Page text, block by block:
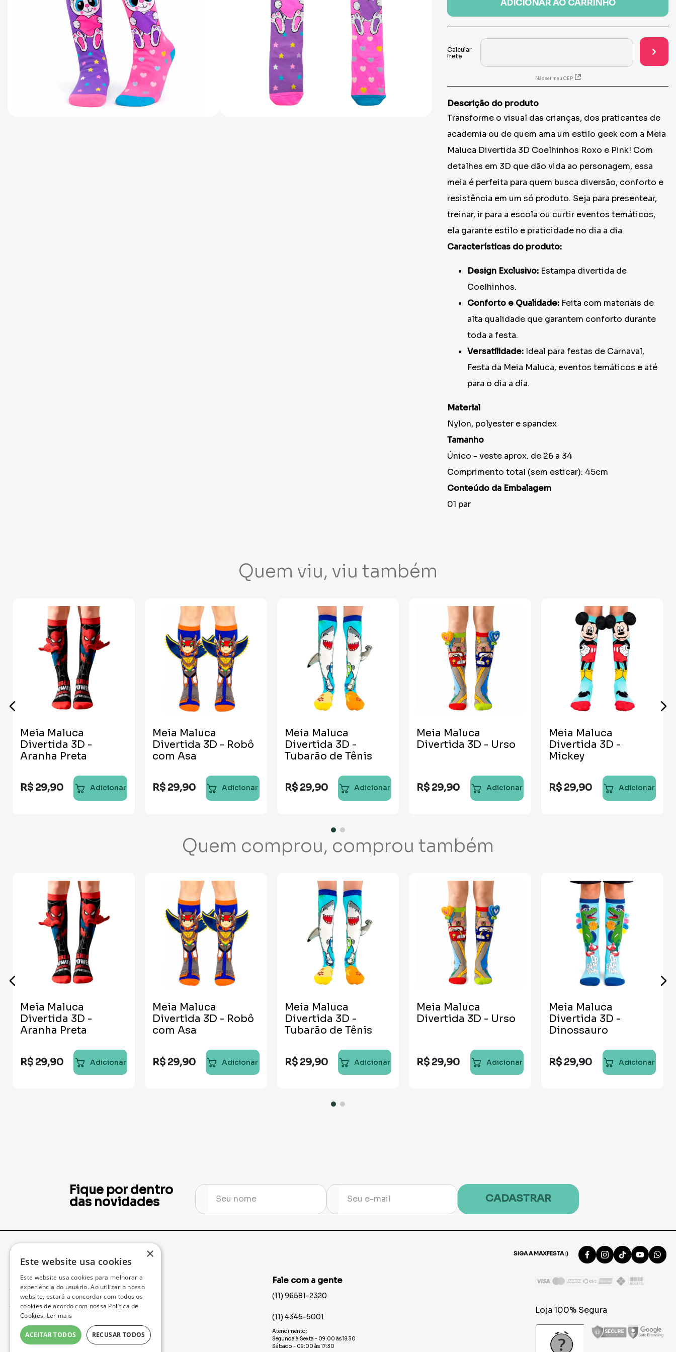
toalha
ADICIONAR AO CARRINHO
Não sei meu CEP
Descrição do produto
Transforme o visual das crianças, dos praticantes de
academia ou de quem ama um estilo geek com a Meia
Maluca Divertida 3D Coelhinhos Roxo e Pink! Com
detalhes em 3D que dão vida ao personagem, essa
meia é perfeita para quem busca diversão, conforto e
resistência em um só produto. Seja para presentear,
treinar, ir para a escola ou curtir eventos temáticos,
ela garante estilo e praticidade no dia a dia.
Características do produto:
Design Exclusivo: Estampa divertida de
Coelhinhos.
Conforto e Qualidade: Feita com materiais de
alta qualidade que garantem conforto durante
toda a festa.
Versatilidade: Ideal para festas de Carnaval,
Festa da Meia Maluca, eventos temáticos e até
para o dia a dia.
Material
Nylon, polyester e spandex
Tamanho
Único - veste aprox. de 26 a 34
Comprimento total (sem esticar): 45cm
Conteúdo da Embalagem
01 par
Quem viu, viu também
Meia Maluca
Divertida 3D -
Aranha Preta
R$ 29,90 Adicionar
Meia Maluca
Divertida 3D - Robô
com Asa
R$ 29,90 Adicionar
Meia Maluca
Divertida 3D -
Tubarão de Tênis
R$ 29,90 Adicionar
Meia Maluca
Divertida 3D - Urso
R$ 29,90 Adicionar
Meia Maluca
Divertida 3D -
Mickey
R$ 29,90 Adicionar
Quem comprou, comprou também
Meia Maluca
Divertida 3D -
Aranha Preta
R$ 29,90 Adicionar
Meia Maluca
Divertida 3D - Robô
com Asa
R$ 29,90 Adicionar
Meia Maluca
Divertida 3D -
Tubarão de Tênis
R$ 29,90 Adicionar
Meia Maluca
Divertida 3D - Urso
R$ 29,90 Adicionar
Meia Maluca
Divertida 3D -
Dinossauro
R$ 29,90 Adicionar
Fique por dentro
das novidades
CADASTRAR
Institucional SIGA A MAXFESTA :)
Acompanhe seu Pedido
Trocas e Devoluções
Política de Privacidade
Fale com a gente
(11) 96581-2320
(11) 4345-5001
Atendimento:
Segunda à Sexta - 09:00 às 18:30
Sábado - 09:00 às 17:30
Loja 100% Segura
×
Este website usa cookies
Este website usa cookies para melhorar a
experiência do usuário. Ao utilizar o nosso
website, estará a concordar com todos os
cookies de acordo com nossa Política de
Cookies. Ler mais
ACEITAR TODOS RECUSAR TODOS